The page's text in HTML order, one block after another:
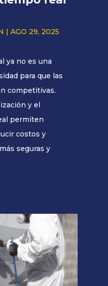
|AGO 29, 2025
ya no es una
para que las
competitivas.
y el
permiten
costos y
seguras y